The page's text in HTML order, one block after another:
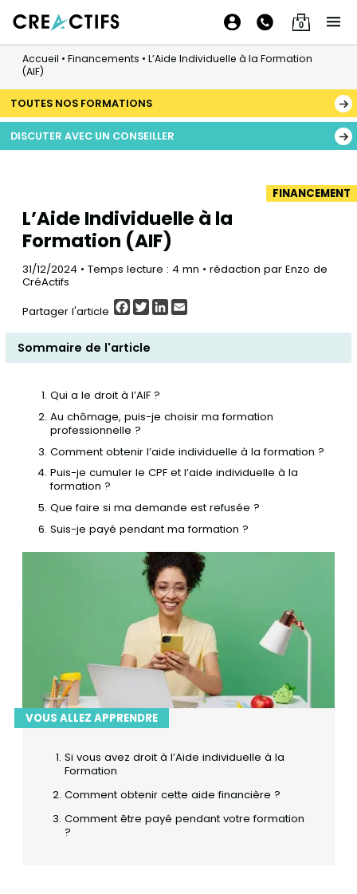
0
Accueil • Financements • L’Aide Individuelle à la Formation
(AIF)
TOUTES NOS FORMATIONS
DISCUTER AVEC UN CONSEILLER
L’Aide Individuelle à la
Formation (AIF)
FINANCEMENT
31/12/2024 • Temps lecture : 4 mn • rédaction par Enzo de
CréActifs
Partager l'article
Facebook
TwitterLinkedIn
Sommaire de l'article
Qui a le droit à l’AIF ?
Au chômage, puis-je choisir ma formation
professionnelle ?
Comment obtenir l’aide individuelle à la formation ?
Puis-je cumuler le CPF et l’aide individuelle à la
formation ?
Que faire si ma demande est refusée ?
Suis-je payé pendant ma formation ?
VOUS ALLEZ APPRENDRE
Si vous avez droit à l’Aide individuelle à la
Formation
Comment obtenir cette aide financière ?
Comment être payé pendant votre formation
?